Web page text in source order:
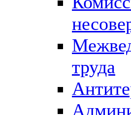
труда